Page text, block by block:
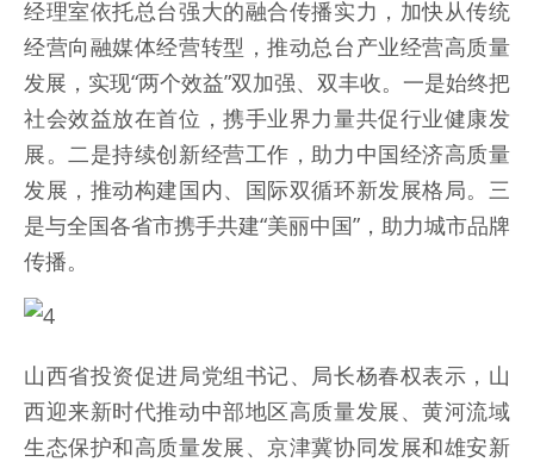
经理室依托总台强大的融合传播实力，加快从传统
经营向融媒体经营转型，推动总台产业经营高质量
发展，实现“两个效益”双加强、双丰收。一是始终把
社会效益放在首位，携手业界力量共促行业健康发
展。二是持续创新经营工作，助力中国经济高质量
发展，推动构建国内、国际双循环新发展格局。三
是与全国各省市携手共建“美丽中国”，助力城市品牌
传播。
山西省投资促进局党组书记、局长杨春权表示，山
西迎来新时代推动中部地区高质量发展、黄河流域
生态保护和高质量发展、京津冀协同发展和雄安新